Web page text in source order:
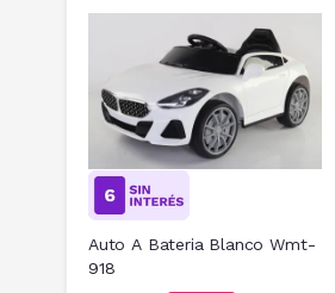
Auto A Bateria Blanco Wmt-
918